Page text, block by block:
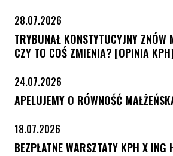
28.07.2026
TRYBUNAŁ KONSTYTUCYJNY ZNÓW
CZY TO COŚ ZMIENIA? [OPINIA
24.07.2026
APELUJEMY O RÓWNOŚĆ
18.07.2026
BEZPŁATNE WARSZTATY KPH X ING